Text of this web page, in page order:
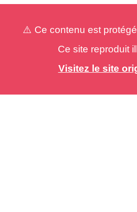
⚠️ Ce contenu est
Ce site reproduit
Visitez le site